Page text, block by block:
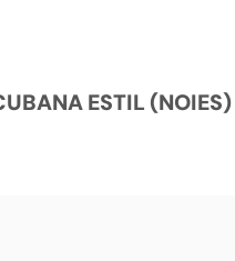
ESTIL (NOIES)